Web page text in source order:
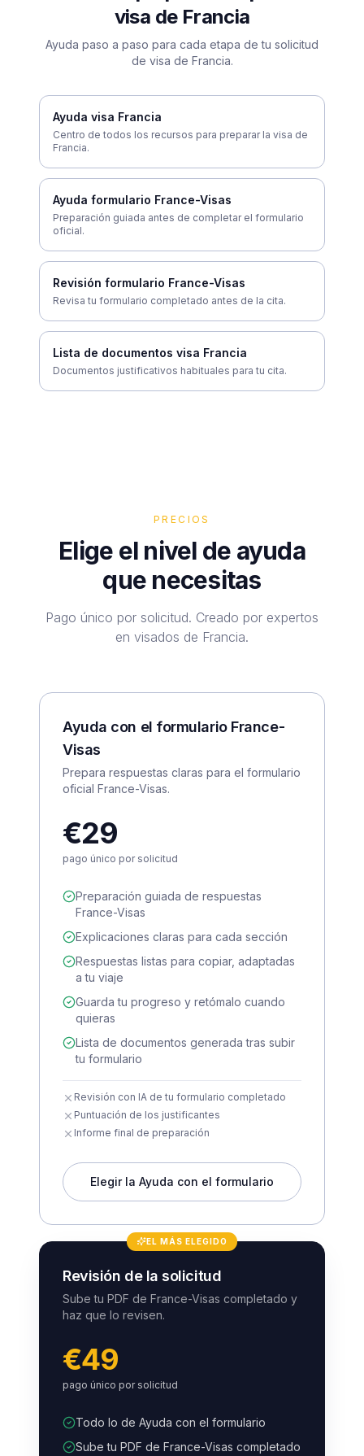
visa de Francia
Ayuda paso a paso para cada etapa de tu solicitud
de visa de Francia.
Ayuda visa Francia
Centro de todos los recursos para preparar la visa de
Francia.
Ayuda formulario France-Visas
Preparación guiada antes de completar el formulario
oficial.
Revisión formulario France-Visas
Revisa tu formulario completado antes de la cita.
Lista de documentos visa Francia
Documentos justificativos habituales para tu cita.
PRECIOS
Elige el nivel de ayuda
que necesitas
Pago único por solicitud. Creado por expertos
en visados de Francia.
Ayuda con el formulario France-
Visas
Prepara respuestas claras para el formulario
oficial France-Visas.
€29
pago único por solicitud
Preparación guiada de respuestas
France-Visas
Explicaciones claras para cada sección
Respuestas listas para copiar, adaptadas
a tu viaje
Guarda tu progreso y retómalo cuando
quieras
Lista de documentos generada tras subir
tu formulario
Revisión con IA de tu formulario completado
Puntuación de los justificantes
Informe final de preparación
Elegir la Ayuda con el formulario
EL MÁS ELEGIDO
Revisión de la solicitud
Sube tu PDF de France-Visas completado y
haz que lo revisen.
€49
pago único por solicitud
Todo lo de Ayuda con el formulario
Sube tu PDF de France-Visas completado